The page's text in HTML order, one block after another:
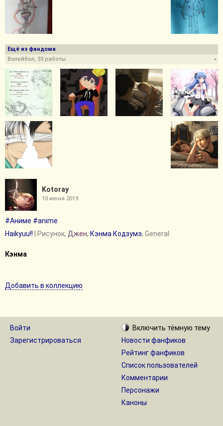
Kotoray
10 июня 2019
#Аниме #anime
Haikyuu!! | Рисунок, Джен, Кэнма Кодзумэ, General
Кэнма
Добавить в коллекцию
Ещё из фандома
»
Волейбол, 33 работы
Войти
Зарегистрироваться
Включить тёмную тему
Новости фанфиков
Рейтинг фанфиков
Список пользователей
Комментарии
Персонажи
Каноны